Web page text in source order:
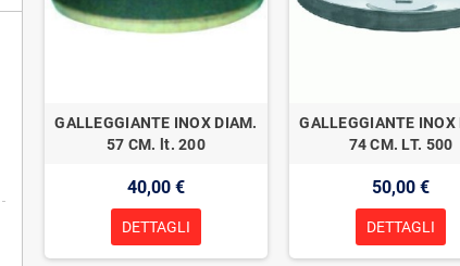
GALLEGGIANTE INOX DIAM.
57 CM. lt. 200
40,00 €
DETTAGLI
GALLEGGIANTE INOX
74 CM. LT. 500
50,00 €
DETTAGLI